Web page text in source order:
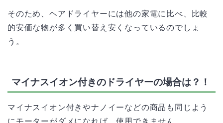
そのため、ヘアドライヤーには他の家電に比べ、比較
的安価な物が多く買い替え安くなっているのでしょ
う。
マイナスイオン付きのドライヤーの場合は？！
マイナスイオン付きやナノイーなどの商品も同じよう